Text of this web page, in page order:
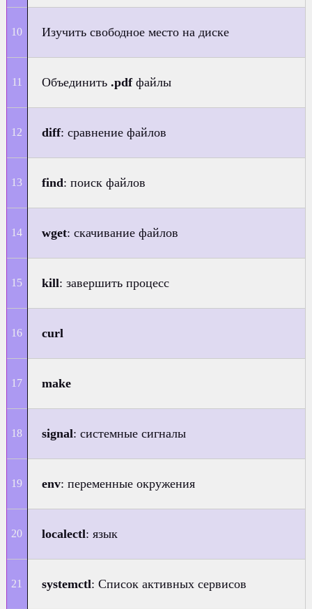
Изучить свободное место на диске
Объединить.pdfфайлы
diff: сравнение файлов
find: поиск файлов
wget: скачивание файлов
kill: завершить процесс
curl
make
signal: системные сигналы
env: переменные окружения
localectl: язык
systemctl: Список активных сервисов